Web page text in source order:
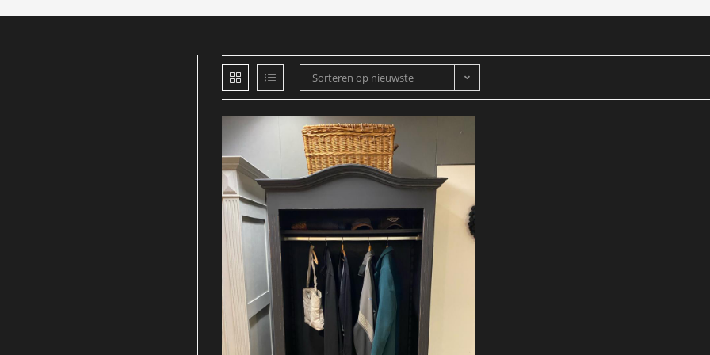
Sorteren op nieuwste